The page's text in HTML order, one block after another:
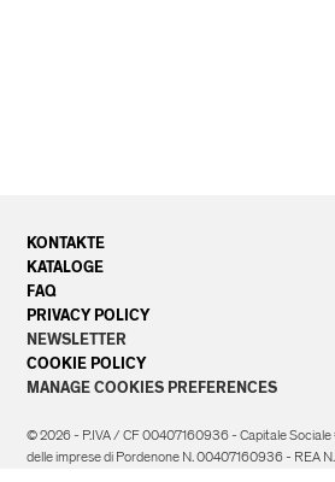
KONTAKTE
KATALOGE
FAQ
PRIVACY POLICY
NEWSLETTER
COOKIE POLICY
MANAGE COOKIES PREFERENCES
© 2026 - P.IVA / CF 00407160936 - Capitale Sociale
delle imprese di Pordenone N. 00407160936 - REA